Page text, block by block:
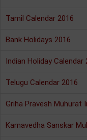
Tamil Calendar 2016
Bank Holidays 2016
Indian Holiday Calendar
Telugu Calendar 2016
Griha Pravesh Muhurat
Karnavedha Sanskar